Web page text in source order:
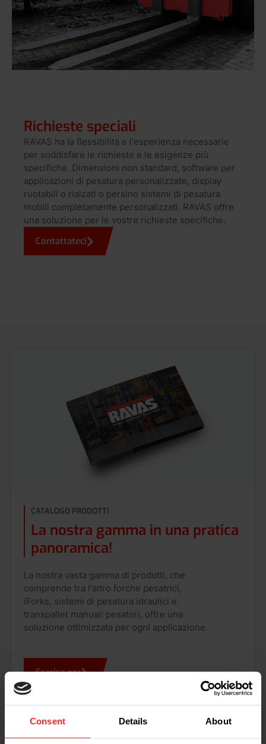
Consent Details About
Richieste speciali
RAVAS ha la flessibilità e l'esperienza necessarie
per soddisfare le richieste e le esigenze più
specifiche. Dimensioni non standard, software per
applicazioni di pesatura personalizzate, display
ruotabili o rialzati o persino sistemi di pesatura
mobili completamente personalizzati. RAVAS offre
una soluzione per le vostre richieste specifiche.
Contattateci
CATALOGO PRODOTTI
La nostra gamma in una pratica
panoramica!
La nostra vasta gamma di prodotti, che
comprende tra l'altro forche pesatrici,
iForks, sistemi di pesatura idraulici e
transpallet manuali pesatori, offre una
soluzione ottimizzata per ogni applicazione.
Scarica ora